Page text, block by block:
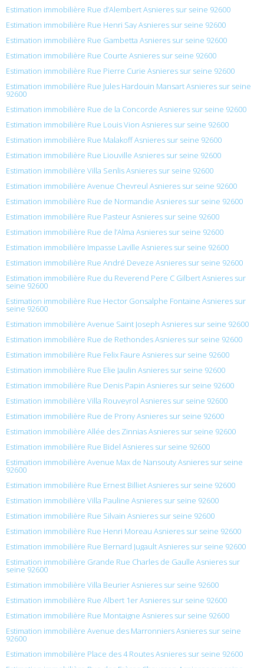
Estimation immobilière Rue d’Alembert Asnieres sur seine 92600
Estimation immobilière Rue Henri Say Asnieres sur seine 92600
Estimation immobilière Rue Gambetta Asnieres sur seine 92600
Estimation immobilière Rue Courte Asnieres sur seine 92600
Estimation immobilière Rue Pierre Curie Asnieres sur seine 92600
Estimation immobilière Rue Jules Hardouin Mansart Asnieres sur seine
92600
Estimation immobilière Rue de la Concorde Asnieres sur seine 92600
Estimation immobilière Rue Louis Vion Asnieres sur seine 92600
Estimation immobilière Rue Malakoff Asnieres sur seine 92600
Estimation immobilière Rue Liouville Asnieres sur seine 92600
Estimation immobilière Villa Senlis Asnieres sur seine 92600
Estimation immobilière Avenue Chevreul Asnieres sur seine 92600
Estimation immobilière Rue de Normandie Asnieres sur seine 92600
Estimation immobilière Rue Pasteur Asnieres sur seine 92600
Estimation immobilière Rue de l’Alma Asnieres sur seine 92600
Estimation immobilière Impasse Laville Asnieres sur seine 92600
Estimation immobilière Rue André Deveze Asnieres sur seine 92600
Estimation immobilière Rue du Reverend Pere C Gilbert Asnieres sur
seine 92600
Estimation immobilière Rue Hector Gonsalphe Fontaine Asnieres sur
seine 92600
Estimation immobilière Avenue Saint Joseph Asnieres sur seine 92600
Estimation immobilière Rue de Rethondes Asnieres sur seine 92600
Estimation immobilière Rue Felix Faure Asnieres sur seine 92600
Estimation immobilière Rue Elie Jaulin Asnieres sur seine 92600
Estimation immobilière Rue Denis Papin Asnieres sur seine 92600
Estimation immobilière Villa Rouveyrol Asnieres sur seine 92600
Estimation immobilière Rue de Prony Asnieres sur seine 92600
Estimation immobilière Allée des Zinnias Asnieres sur seine 92600
Estimation immobilière Rue Bidel Asnieres sur seine 92600
Estimation immobilière Avenue Max de Nansouty Asnieres sur seine
92600
Estimation immobilière Rue Ernest Billiet Asnieres sur seine 92600
Estimation immobilière Villa Pauline Asnieres sur seine 92600
Estimation immobilière Rue Silvain Asnieres sur seine 92600
Estimation immobilière Rue Henri Moreau Asnieres sur seine 92600
Estimation immobilière Rue Bernard Jugault Asnieres sur seine 92600
Estimation immobilière Grande Rue Charles de Gaulle Asnieres sur
seine 92600
Estimation immobilière Villa Beurier Asnieres sur seine 92600
Estimation immobilière Rue Albert 1er Asnieres sur seine 92600
Estimation immobilière Rue Montaigne Asnieres sur seine 92600
Estimation immobilière Avenue des Marronniers Asnieres sur seine
92600
Estimation immobilière Place des 4 Routes Asnieres sur seine 92600